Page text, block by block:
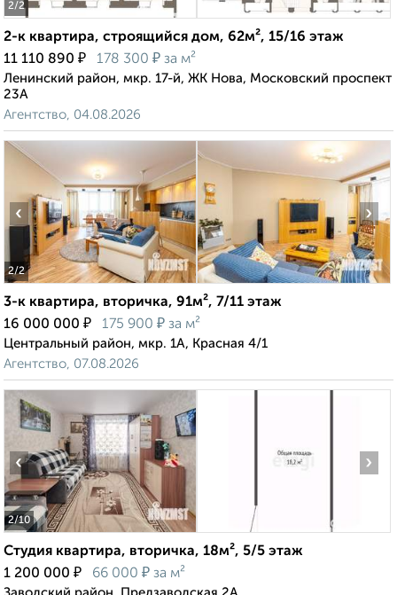
2/2
2-к квартира, строящийся дом, 62м², 15/16 этаж
11 110 890 ₽ 178 300 ₽ за м²
Ленинский район, мкр. 17-й, ЖК Нова, Московский проспект
23А
Агентство, 04.08.2026
2/2
‹ ›
3-к квартира, вторичка, 91м², 7/11 этаж
16 000 000 ₽ 175 900 ₽ за м²
Центральный район, мкр. 1А, Красная 4/1
Агентство, 07.08.2026
2/10
‹ ›
Студия квартира, вторичка, 18м², 5/5 этаж
1 200 000 ₽ 66 000 ₽ за м²